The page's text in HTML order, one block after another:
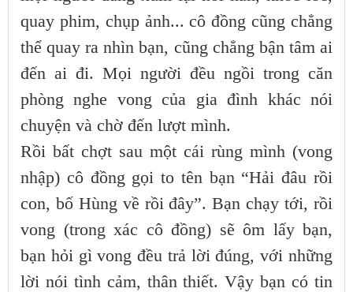
quay phim, chụp ảnh... cô đồng cũng chẳng
thể quay ra nhìn bạn, cũng chẳng bận tâm ai
đến ai đi. Mọi người đều ngồi trong căn
phòng nghe vong của gia đình khác nói
chuyện và chờ đến lượt mình.
Rồi bất chợt sau một cái rùng mình (vong
nhập) cô đồng gọi to tên bạn “Hải đâu rồi
con, bố Hùng về rồi đây”. Bạn chạy tới, rồi
vong (trong xác cô đồng) sẽ ôm lấy bạn,
bạn hỏi gì vong đều trả lời đúng, với những
lời nói tình cảm, thân thiết. Vậy bạn có tin